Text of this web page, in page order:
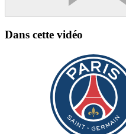
Dans cette vidéo